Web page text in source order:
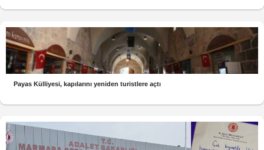
Payas Külliyesi, kapılarını yeniden turistlere açtı